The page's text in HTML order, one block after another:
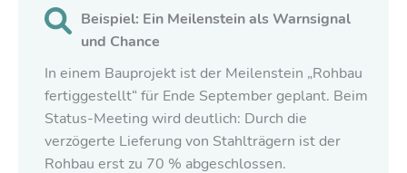
Beispiel: Ein Meilenstein als Warnsignal
und Chance
In einem Bauprojekt ist der Meilenstein „Rohbau
fertiggestellt“ für Ende September geplant. Beim
Status-Meeting wird deutlich: Durch die
verzögerte Lieferung von Stahlträgern ist der
Rohbau erst zu 70 % abgeschlossen.